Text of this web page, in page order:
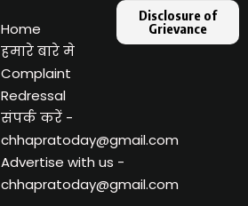
Home
हमारे बारे मे
Complaint
Redressal
संपर्क करें -
chhapratoday@gmail.com
Advertise with us -
chhapratoday@gmail.com
Disclosure of
Grievance